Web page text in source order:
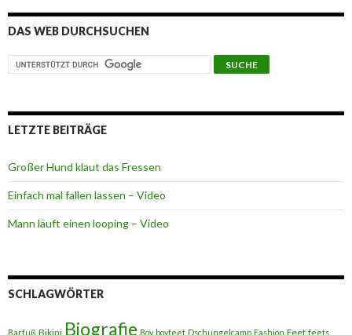
DAS WEB DURCHSUCHEN
LETZTE BEITRÄGE
Großer Hund klaut das Fressen
Einfach mal fallen lassen – Video
Mann läuft einen looping – Video
SCHLAGWÖRTER
Barfuß Bikini Biografie Boy boyfeet Dschungelcamp Fashion Feet feets